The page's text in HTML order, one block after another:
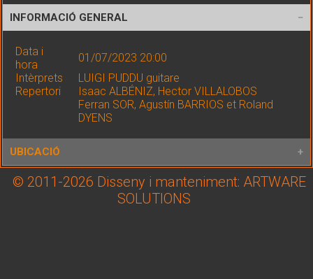
INFORMACIÓ GENERAL
Data i
hora
01/07/2023 20:00
Intèrprets
LUIGI PUDDU guitare
Repertori
Isaac ALBÉNIZ, Hector VILLALOBOS
Ferran SOR, Agustín BARRIOS et Roland
DYENS
UBICACIÓ
Lloc
Théatre Belvédère du Rayon Vert
Belvédère du Rayon VertAvenue de la Côté
© 2011-2026 Disseny i manteniment: ARTWARE
SOLUTIONS